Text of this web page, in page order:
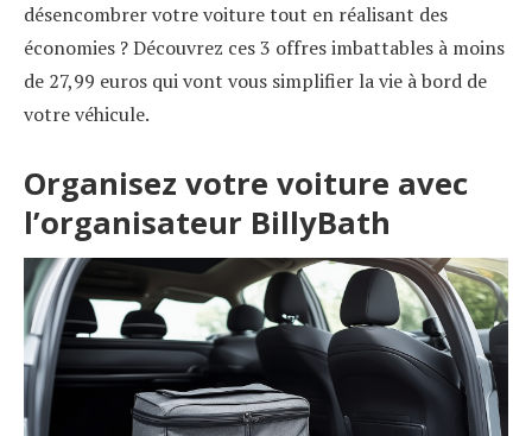
désencombrer votre voiture tout en réalisant des
économies ? Découvrez ces 3 offres imbattables à moins
de 27,99 euros qui vont vous simplifier la vie à bord de
votre véhicule.
Organisez votre voiture avec
l’organisateur BillyBath